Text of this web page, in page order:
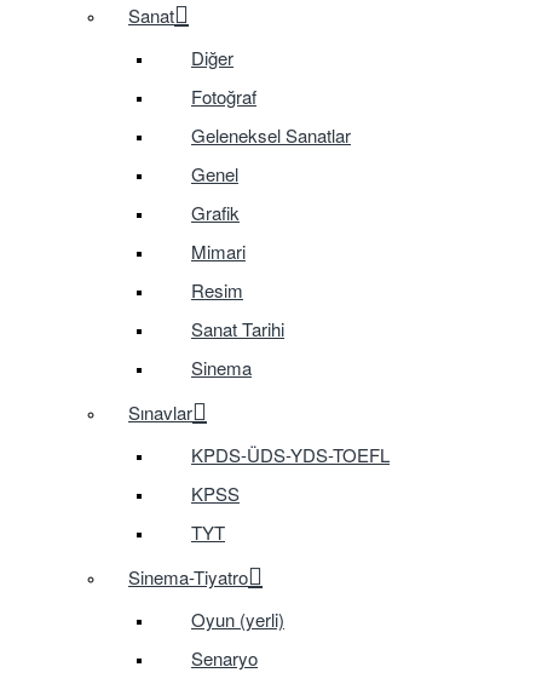
Sanat
Diğer
Fotoğraf
Geleneksel Sanatlar
Genel
Grafik
Mimari
Resim
Sanat Tarihi
Sinema
Sınavlar
KPDS-ÜDS-YDS-TOEFL
KPSS
TYT
Sinema-Tiyatro
Oyun (yerli)
Senaryo